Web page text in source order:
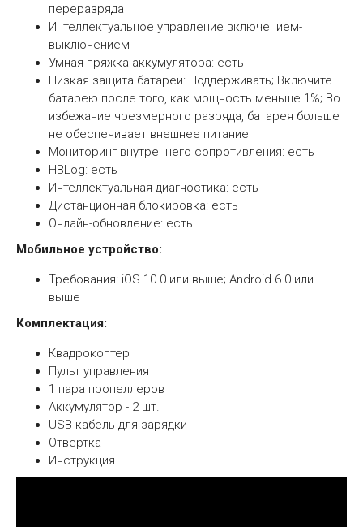
переразряда
Интеллектуальное управление включением-
выключением
Умная пряжка аккумулятора: есть
Низкая защита батареи: Поддерживать; Включите
батарею после того, как мощность меньше 1%; Во
избежание чрезмерного разряда, батарея больше
не обеспечивает внешнее питание
Мониторинг внутреннего сопротивления: есть
HBLog: есть
Интеллектуальная диагностика: есть
Дистанционная блокировка: есть
Онлайн-обновление: есть
Мобильное устройство:
Требования: iOS 10.0 или выше; Android 6.0 или
выше
Комплектация:
Квадрокоптер
Пульт управления
1 пара пропеллеров
Аккумулятор - 2 шт.
USB-кабель для зарядки
Отвертка
Инструкция